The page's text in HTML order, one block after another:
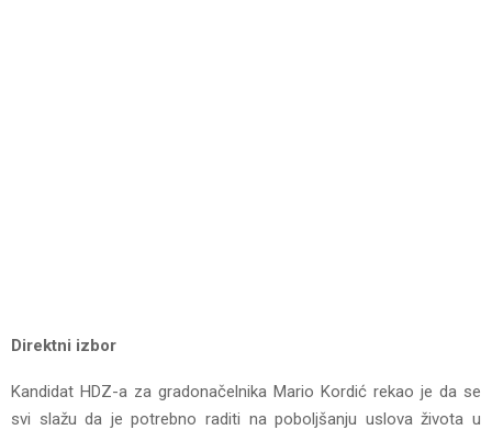
Direktni izbor
Kandidat HDZ-a za gradonačelnika Mario Kordić rekao je da se
svi slažu da je potrebno raditi na poboljšanju uslova života u